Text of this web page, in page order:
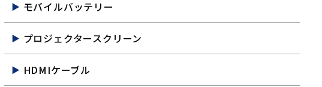
モバイルバッテリー
プロジェクタースクリーン
HDMIケーブル